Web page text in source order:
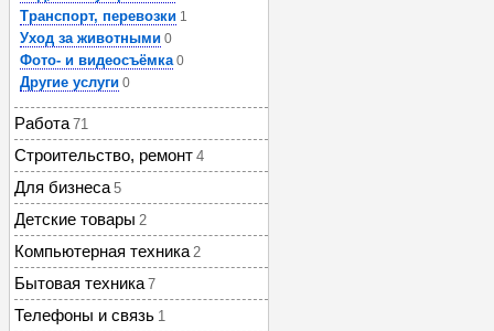
Транспорт, перевозки 1
Уход за животными 0
Фото- и видеосъёмка 0
Другие услуги 0
Работа 71
Строительство, ремонт 4
Для бизнеса 5
Детские товары 2
Компьютерная техника 2
Бытовая техника 7
Телефоны и связь 1